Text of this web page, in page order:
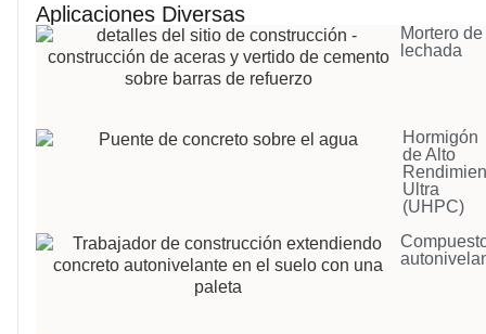
Aplicaciones Diversas
Mortero de
lechada
Hormigón
de Alto
Ultra
(UHPC)